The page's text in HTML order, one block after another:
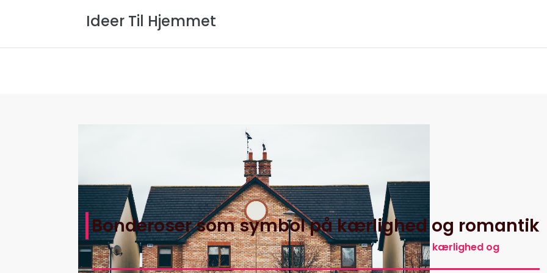
Ideer Til Hjemmet
Bonderoser som symbol på kærlighed og romantik
Hjem>Ideer Til Hjemmets Artikler
>
Bonderoser som symbol på kærlighed og
romantik